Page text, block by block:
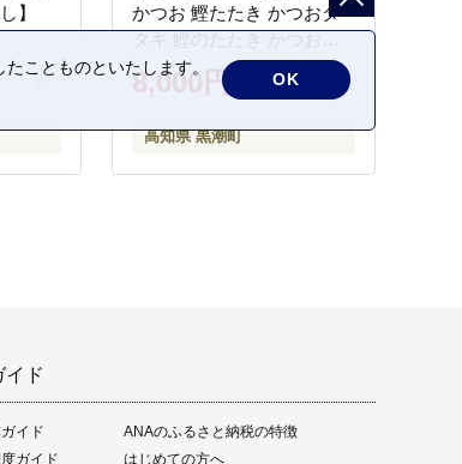
】
かつお 鰹たたき かつおタ
タキ 鰹のたたき かつおの
タタキ 藁焼き わら焼き 魚
さかな 海鮮 刺身 お刺身 冷
ご当地 本場 高知 黒潮町 ギ
フト 贈答品 人気 返礼品 ふ
8,000円
高知県 黒潮町
イド
イド
ANAのふるさと納税の特徴
ガイド
はじめての方へ
ことものといたします。
OK